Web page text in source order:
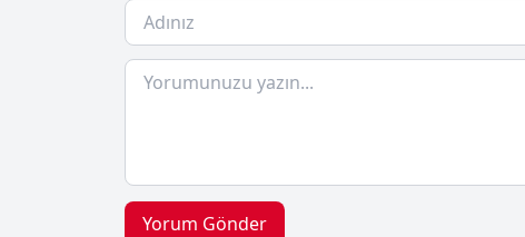
Yorum Gönder